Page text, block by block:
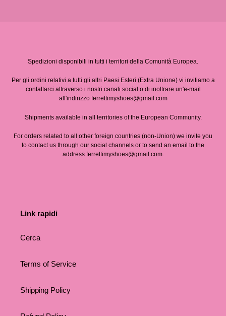
Spedizioni disponibili in tutti i territori della Comunità Europea.
Per gli ordini relativi a tutti gli altri Paesi Esteri (Extra Unione) vi invitiamo a
contattarci attraverso i nostri canali social o di inoltrare un'e-mail
all'indirizzo ferrettimyshoes@gmail.com
Shipments available in all territories of the European Community.
For orders related to all other foreign countries (non-Union) we invite you
to contact us through our social channels or to send an email to the
address ferrettimyshoes@gmail.com.
Link rapidi
Cerca
Terms of Service
Shipping Policy